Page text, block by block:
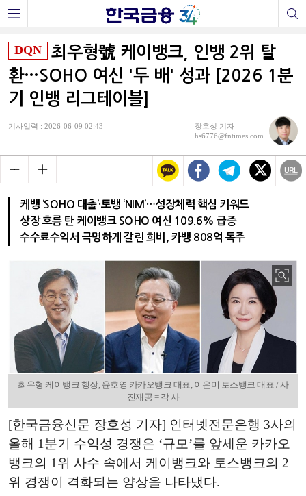
DQN
최우형號 케이뱅크, 인뱅 2위 탈
환…SOHO 여신 '두 배' 성과 [2026 1분
기 인뱅 리그테이블]
기사입력 : 2026-06-09 02:43
장호성 기자
hs6776@fntimes.com
케뱅 ‘SOHO 대출’·토뱅 ‘NIM’…성장체력 핵심 키워드
상장 흐름 탄 케이뱅크 SOHO 여신 109.6% 급증
수수료수익서 극명하게 갈린 희비, 카뱅 808억 독주
최우형 케이뱅크 행장, 윤호영 카카오뱅크 대표, 이은미 토스뱅크 대표 / 사
진재공 = 각 사
[한국금융신문 장호성 기자] 인터넷전문은행 3사의
올해 1분기 수익성 경쟁은 ‘규모’를 앞세운 카카오
뱅크의 1위 사수 속에서 케이뱅크와 토스뱅크의 2
위 경쟁이 격화되는 양상을 나타냈다.